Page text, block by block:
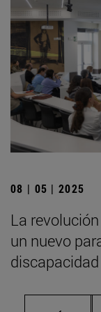
08 | 05 | 2025
La
un nuevo
discapacidad